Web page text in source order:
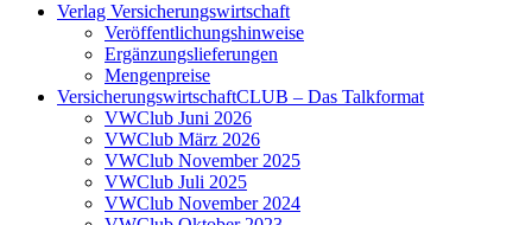
Verlag Versicherungswirtschaft
Veröffentlichungshinweise
Ergänzungslieferungen
Mengenpreise
VersicherungswirtschaftCLUB – Das Talkformat
VWClub Juni 2026
VWClub März 2026
VWClub November 2025
VWClub Juli 2025
VWClub November 2024